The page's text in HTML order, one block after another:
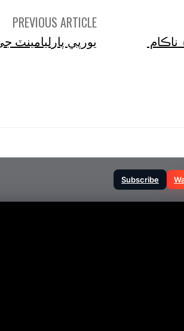
PREVIOUS ARTICLE
يورپي پارليامينٽ
Subscribe